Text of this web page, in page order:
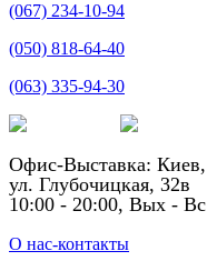
(067) 234-10-94
(050) 818-64-40
(063) 335-94-30
Офис-Выставка: Киев,
ул. Глубочицкая, 32в
10:00 - 20:00, Вых - Вс
О нас-контакты